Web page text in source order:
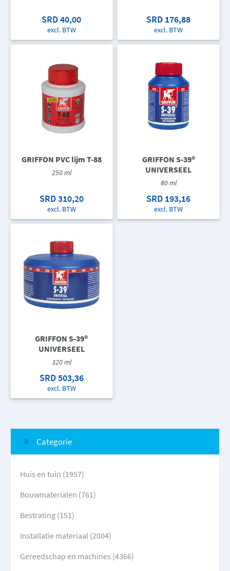
SRD 40,00
excl. BTW
SRD 176,88
excl. BTW
GRIFFON PVC lijm T-88
250 ml
SRD 310,20
excl. BTW
GRIFFON S-39®
UNIVERSEEL
80 ml
SRD 193,16
excl. BTW
GRIFFON S-39®
UNIVERSEEL
320 ml
SRD 503,36
excl. BTW
Categorie
Huis en tuin (1957)
Bouwmaterialen (761)
Bestrating (151)
Installatie materiaal (2004)
Gereedschap en machines (4366)